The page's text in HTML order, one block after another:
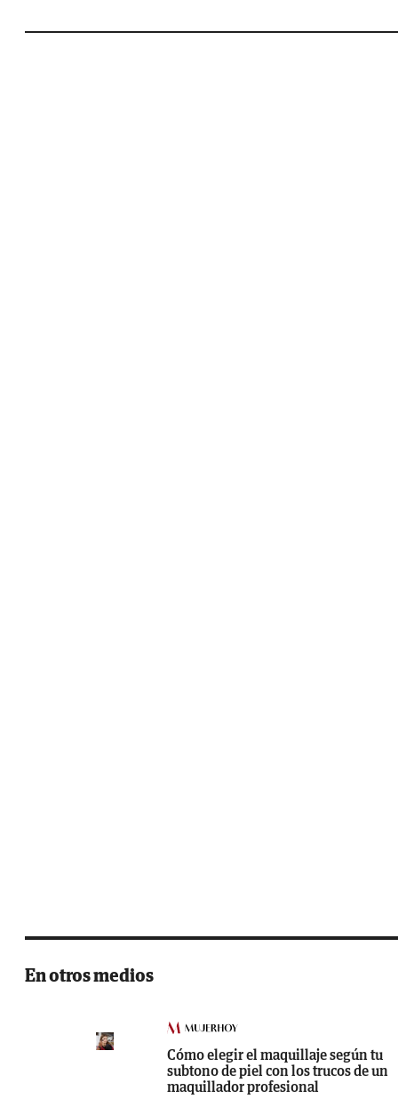
En otros medios
Cómo elegir el maquillaje según tu
subtono de piel con los trucos de un
maquillador profesional